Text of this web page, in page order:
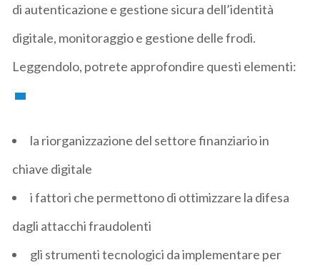
di autenticazione e gestione sicura dell’identità
digitale, monitoraggio e gestione delle frodi.
Leggendolo, potrete approfondire questi elementi:
la riorganizzazione del settore finanziario in
chiave digitale
i fattori che permettono di ottimizzare la difesa
dagli attacchi fraudolenti
gli strumenti tecnologici da implementare per